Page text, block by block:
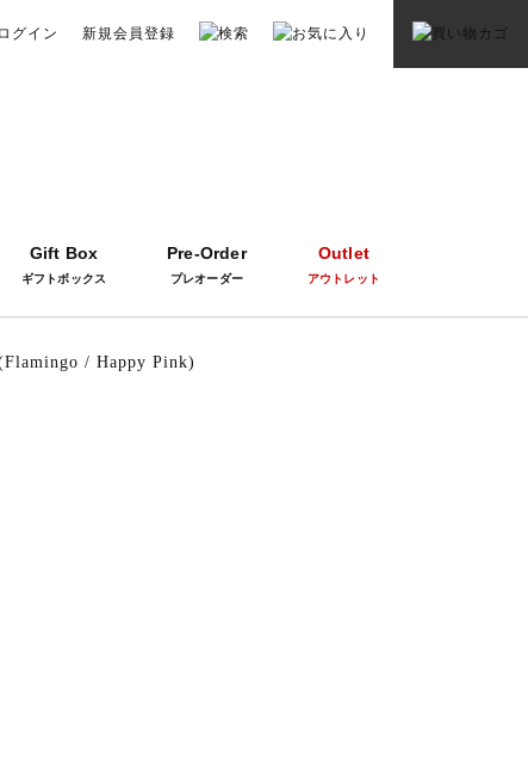
ログイン 新規会員登録
Gift Box
ギフトボックス
Pre-Order
プレオーダー
Outlet
アウトレット
Banane)、101/614 (Ecru / Tangerine)
/ Happy Pink)